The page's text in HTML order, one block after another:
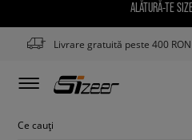
ALĂTURĂ-TE
Livrare gratuită peste 400 RON